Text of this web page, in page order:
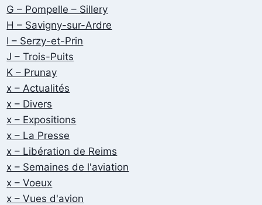
G – Pompelle – Sillery
H – Savigny-sur-Ardre
I – Serzy-et-Prin
J – Trois-Puits
K – Prunay
x – Actualités
x – Divers
x – Expositions
x – La Presse
x – Libération de Reims
x – Semaines de l'aviation
x – Voeux
x – Vues d'avion